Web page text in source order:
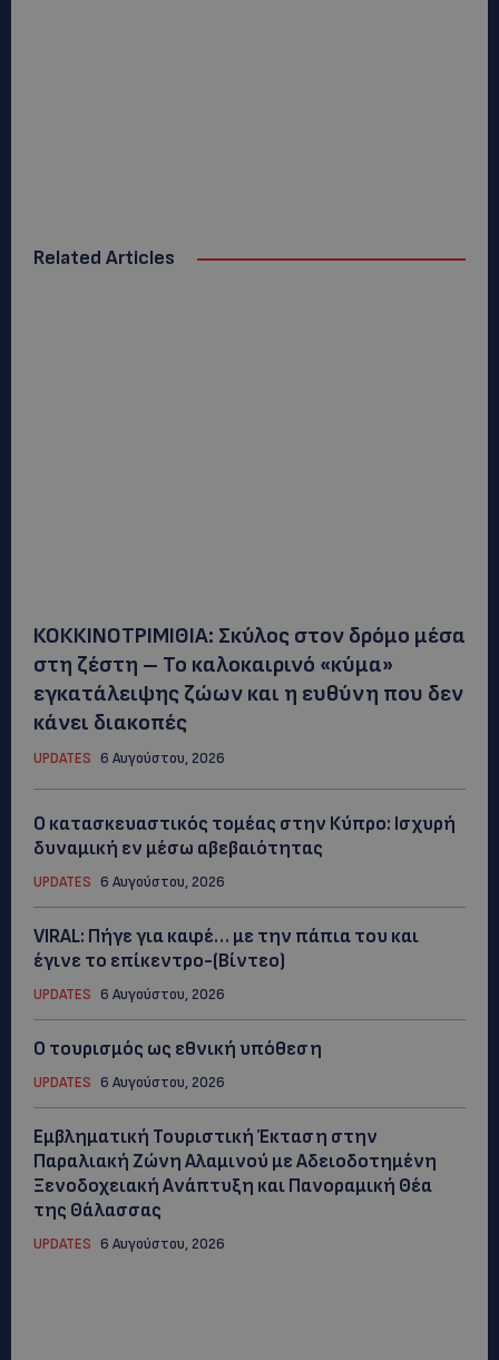
Related Articles
ΚΟΚΚΙΝΟΤΡΙΜΙΘΙΑ: Σκύλος στον δρόμο μέσα
στη ζέστη – Το καλοκαιρινό «κύμα»
εγκατάλειψης ζώων και η ευθύνη που δεν
κάνει διακοπές
UPDATES 6 Αυγούστου, 2026
Ο κατασκευαστικός τομέας στην Κύπρο: Ισχυρή
δυναμική εν μέσω αβεβαιότητας
UPDATES 6 Αυγούστου, 2026
VIRAL: Πήγε για καφέ… με την πάπια του και
έγινε το επίκεντρο-(Βίντεο)
UPDATES 6 Αυγούστου, 2026
Ο τουρισμός ως εθνική υπόθεση
UPDATES 6 Αυγούστου, 2026
Εμβληματική Τουριστική Έκταση στην
Παραλιακή Ζώνη Αλαμινού με Αδειοδοτημένη
Ξενοδοχειακή Ανάπτυξη και Πανοραμική Θέα
της Θάλασσας
UPDATES 6 Αυγούστου, 2026